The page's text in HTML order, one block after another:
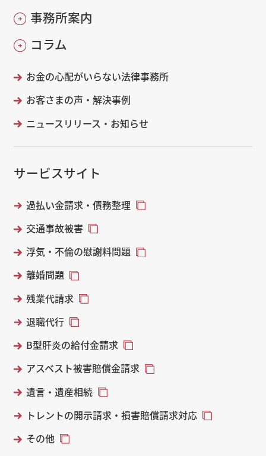
事務所案内
コラム
お金の心配がいらない法律事務所
お客さまの声・解決事例
ニュースリリース・お知らせ
サービスサイト
過払い金請求・債務整理
交通事故被害
浮気・不倫の慰謝料問題
離婚問題
残業代請求
退職代行
B型肝炎の給付金請求
アスベスト被害賠償金請求
遺言・遺産相続
トレントの開示請求・損害賠償請求対応
その他